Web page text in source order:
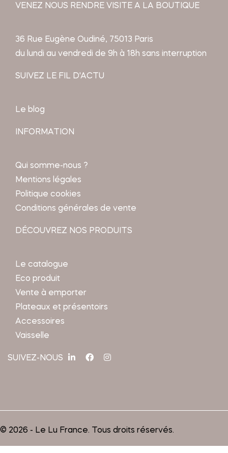
VENEZ NOUS RENDRE VISITE A LA BOUTIQUE
36 Rue Eugène Oudiné, 75013 Paris
du lundi au vendredi de 9h à 18h sans interruption
SUIVEZ LE FIL D'ACTU
Le blog
INFORMATION
Qui somme-nous ?
Mentions légales
Politique cookies
Conditions générales de vente
DÉCOUVREZ NOS PRODUITS
Le catalogue
Eco produit
Vente à emporter
Plateaux et présentoirs
Accessoires
Vaisselle
SUIVEZ-NOUS
© 2026 - Le Lu France. Tous droits réservés.